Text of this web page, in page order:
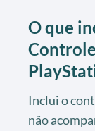
O que
Inclui o
não